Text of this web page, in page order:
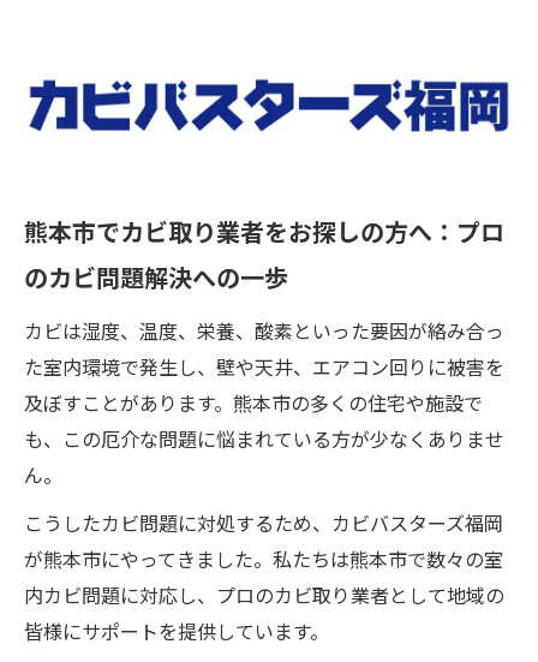
熊本市でカビ取り業者をお探しの方へ：プロ
のカビ問題解決への一歩
カビは湿度、温度、栄養、酸素といった要因が絡み合っ
た室内環境で発生し、壁や天井、エアコン回りに被害を
及ぼすことがあります。熊本市の多くの住宅や施設で
も、この厄介な問題に悩まれている方が少なくありませ
ん。
こうしたカビ問題に対処するため、カビバスターズ福岡
が熊本市にやってきました。私たちは熊本市で数々の室
内カビ問題に対応し、プロのカビ取り業者として地域の
皆様にサポートを提供しています。